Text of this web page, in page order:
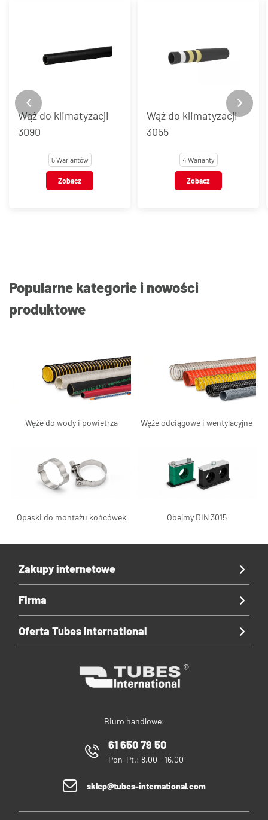
Wąż do klimatyzacji
3090
5 Wariantów
Zobacz
Wąż do klimatyzacji
3055
4 Warianty
Zobacz
Popularne kategorie i nowości
produktowe
Węże do wody i powietrza Węże odciągowe i wentylacyjne
Opaski do montażu końcówek Obejmy DIN 3015
Biuro handlowe:
61 650 79 50
Pon-Pt.: 8.00 - 16.00
sklep@tubes-international.com
Zakupy internetowe
Firma
Oferta Tubes International